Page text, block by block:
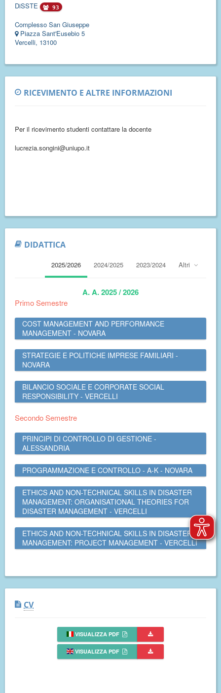
DiSSTE 93
Complesso San Giuseppe
Piazza Sant'Eusebio 5
Vercelli, 13100
RICEVIMENTO E ALTRE INFORMAZIONI
Per il ricevimento studenti contattare la docente
lucrezia.songini@uniupo.it
DIDATTICA
2025/2026 2024/2025 2023/2024 Altri
A. A. 2025 / 2026
Primo Semestre
COST MANAGEMENT AND PERFORMANCE
MANAGEMENT - NOVARA
STRATEGIE E POLITICHE IMPRESE FAMILIARI -
NOVARA
BILANCIO SOCIALE E CORPORATE SOCIAL
RESPONSIBILITY - VERCELLI
Secondo Semestre
PRINCIPI DI CONTROLLO DI GESTIONE -
ALESSANDRIA
PROGRAMMAZIONE E CONTROLLO - A-K - NOVARA
ETHICS AND NON-TECHNICAL SKILLS IN DISASTER
MANAGEMENT: ORGANISATIONAL THEORIES FOR
DISASTER MANAGEMENT - VERCELLI
ETHICS AND NON-TECHNICAL SKILLS IN DISASTER
MANAGEMENT: PROJECT MANAGEMENT - VERCELLI
CV
VISUALIZZA PDF
VISUALIZZA PDF